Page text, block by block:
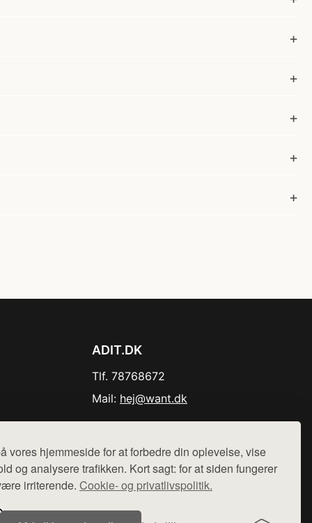
vores hjemmeside for at forbedre din oplevelse, vise
og analysere trafikken. Kort sagt: for at siden fungerer
irriterende. Cookie- og privatlivspolitik.
ADIT.DK
Tlf. 78768672
Mail: hej@want.dk
sælges ikke varer fra denne side - vi henviser til de shops,